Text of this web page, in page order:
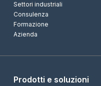
Settori industriali
Consulenza
Formazione
Azienda
Prodotti e soluzioni